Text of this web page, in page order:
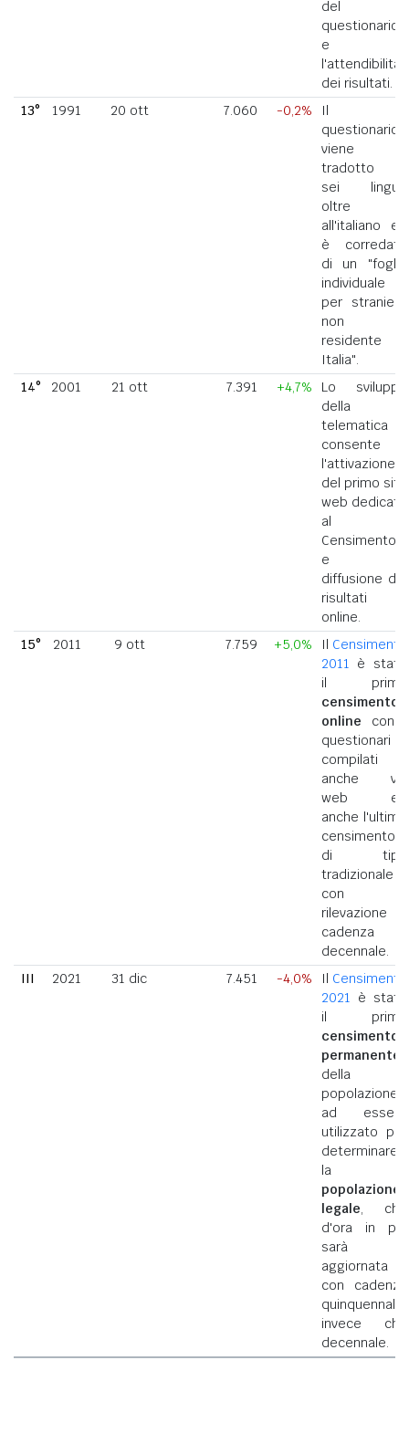
del
questionario
e
l'attendibilità
dei risultati.
13°
1991 20 ott 7.060 -0,2%
Il
questionario
viene
tradotto in
sei lingue
oltre
all'italiano ed
è corredato
di un "foglio
individuale
per straniero
non
residente in
Italia".
14°
2001 21 ott 7.391 +4,7%
Lo sviluppo
della
telematica
consente
l'attivazione
del primo sito
web dedicato
al
Censimento
e la
diffusione dei
risultati
online.
15°
2011 9 ott 7.759 +5,0% Il Censimento
2011 è stato
il primo
censimento
online con i
questionari
compilati
anche via
web ed
anche l'ultimo
censimento
di tipo
tradizionale
con
rilevazione a
cadenza
decennale.
III
2021 31 dic 7.451 -4,0% Il Censimento
2021 è stato
il primo
censimento
permanente
della
popolazione
ad essere
utilizzato per
determinare
la
popolazione
legale, che
d'ora in poi
sarà
aggiornata
con cadenza
quinquennale
invece che
decennale.